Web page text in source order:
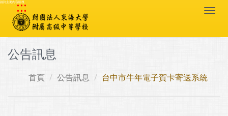
跳到主要內容區塊
:::
公告訊息
首頁 公告訊息 台中市牛年電子賀卡寄送系統